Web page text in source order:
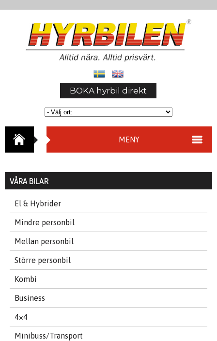
BOKA hyrbil direkt
MENY
VÅRA BILAR
El & Hybrider
Mindre personbil
Mellan personbil
Större personbil
Kombi
Business
4×4
Minibuss/Transport